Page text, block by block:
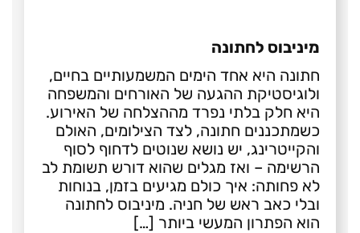
מיניבוס לחתונה
חתונה היא אחד הימים המשמעותיים בחיים,
ולוגיסטיקת ההגעה של האורחים והמשפחה
היא חלק בלתי נפרד מההצלחה של האירוע.
כשמתכננים חתונה, לצד הצילומים, האולם
והקייטרינג, יש נושא שנוטים לדחוף לסוף
הרשימה – ואז מגלים שהוא דורש תשומת לב
לא פחותה: איך כולם מגיעים בזמן, בנוחות
ובלי כאב ראש של חניה. מיניבוס לחתונה
הוא הפתרון המעשי ביותר […]